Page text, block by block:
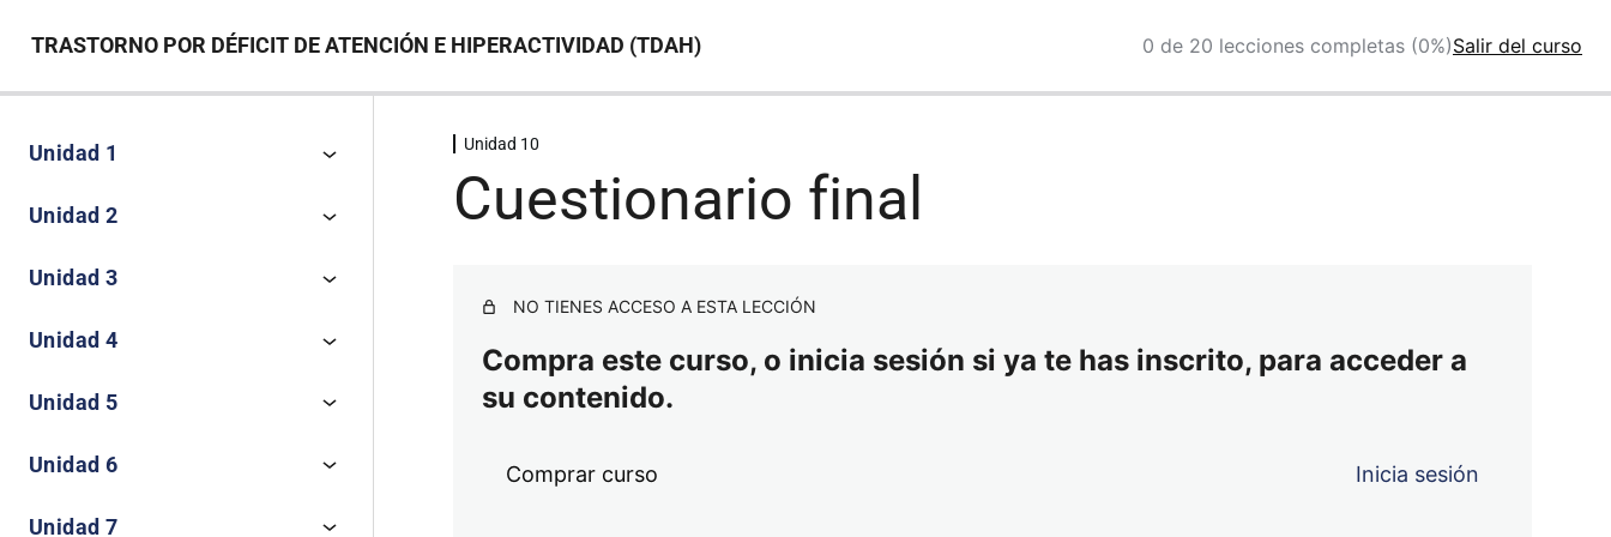
TRASTORNO POR DÉFICIT DE ATENCIÓN E HIPERACTIVIDAD (TDAH) 0 de 20 lecciones completas (0%)Salir del curso
Unidad 1
Unidad 2
Unidad 3
Unidad 4
Unidad 5
Unidad 6
Unidad 7
Unidad 10
Cuestionario final
NO TIENES ACCESO A ESTA LECCIÓN
Compra este curso, o inicia sesión si ya te has inscrito, para acceder a
su contenido.
Comprar curso Inicia sesión